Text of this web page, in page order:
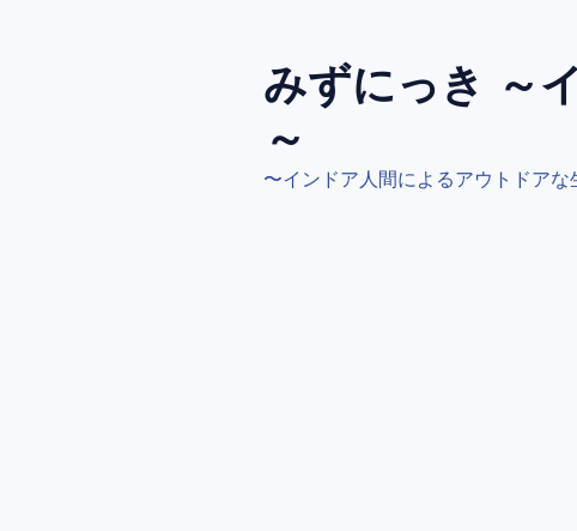
みずにっき ～
～
〜インドア人間によるアウトドアな